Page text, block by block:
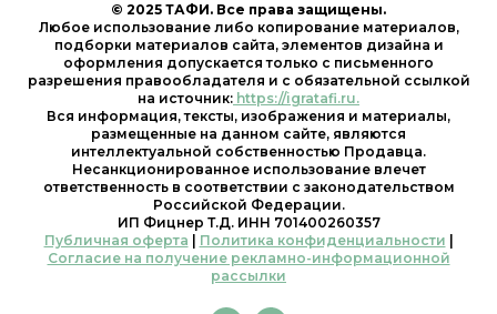
© 2025 ТАФИ. Все права защищены.
Любое использование либо копирование материалов,
подборки материалов сайта, элементов дизайна и
оформления допускается только с письменного
разрешения правообладателя и с обязательной ссылкой
на источник: https://igratafi.ru.
Вся информация, тексты, изображения и материалы,
размещенные на данном сайте, являются
интеллектуальной собственностью Продавца.
Несанкционированное использование влечет
ответственность в соответствии с законодательством
Российской Федерации.
ИП Фицнер Т.Д. ИНН 701400260357
Публичная оферта
Политика конфиденциальности
Согласие на получение рекламно-информационной
рассылки